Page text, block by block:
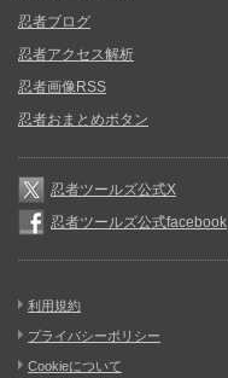
忍者ブログ
忍者アクセス解析
忍者画像RSS
忍者おまとめボタン
忍者ツールズ公式X
忍者ツールズ公式facebook
利用規約
プライバシーポリシー
Cookieについて